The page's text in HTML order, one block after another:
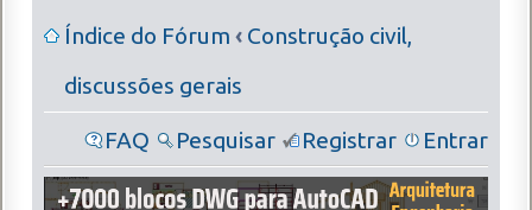
Índice do Fórum ‹ Construção civil,
discussões gerais
FAQ Pesquisar Registrar Entrar